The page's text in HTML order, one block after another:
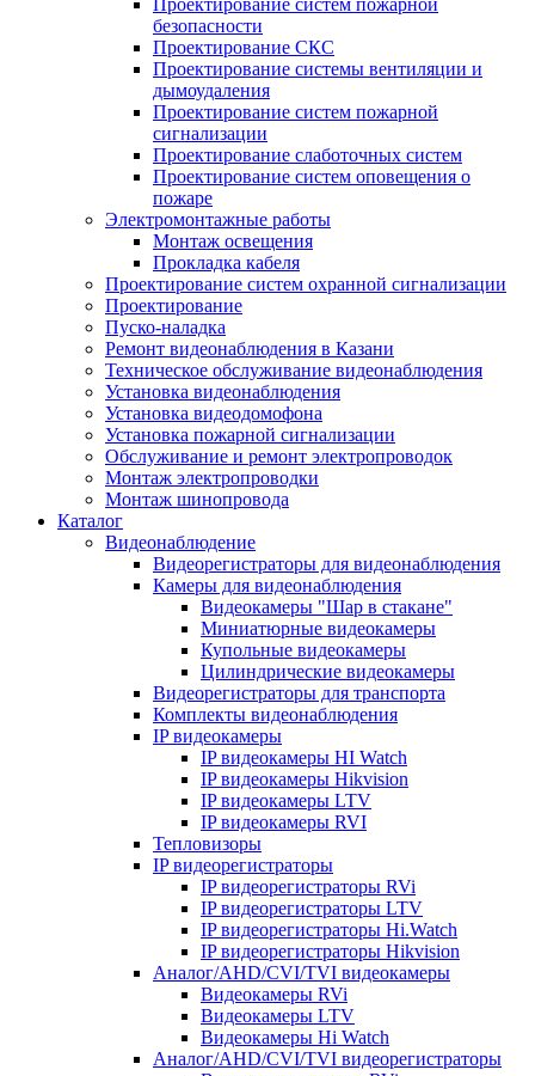
Проектирование систем пожарной
безопасности
Проектирование СКС
Проектирование системы вентиляции и
дымоудаления
Проектирование систем пожарной
сигнализации
Проектирование слаботочных систем
Проектирование систем оповещения о
пожаре
Электромонтажные работы
Монтаж освещения
Прокладка кабеля
Проектирование систем охранной сигнализации
Проектирование
Пуско-наладка
Ремонт видеонаблюдения в Казани
Техническое обслуживание видеонаблюдения
Установка видеонаблюдения
Установка видеодомофона
Установка пожарной сигнализации
Обслуживание и ремонт электропроводок
Монтаж электропроводки
Монтаж шинопровода
Каталог
Видеонаблюдение
Видеорегистраторы для видеонаблюдения
Камеры для видеонаблюдения
Видеокамеры "Шар в стакане"
Миниатюрные видеокамеры
Купольные видеокамеры
Цилиндрические видеокамеры
Видеорегистраторы для транспорта
Комплекты видеонаблюдения
IP видеокамеры
IP видеокамеры HI Watch
IP видеокамеры Hikvision
IP видеокамеры LTV
IP видеокамеры RVI
Тепловизоры
IP видеорегистраторы
IP видеорегистраторы RVi
IP видеорегистраторы LTV
IP видеорегистраторы Hi.Watch
IP видеорегистраторы Hikvision
Аналог/AHD/CVI/TVI видеокамеры
Видеокамеры RVi
Видеокамеры LTV
Видеокамеры Hi Watch
Аналог/AHD/CVI/TVI видеорегистраторы